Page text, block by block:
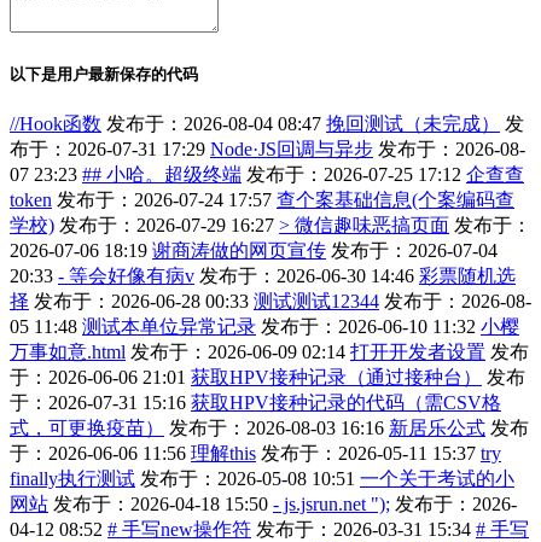
以下是用户最新保存的代码
//Hook函数 发布于：2026-08-04 08:47 挽回测试（未完成）
发
布于：2026-07-31 17:29 Node·JS回调与异步 发布于：2026-08-
07 23:23 ## 小哈。超级终端 发布于：2026-07-25 17:12 企查查
token 发布于：2026-07-24 17:57 查个案基础信息(个案编码查
学校) 发布于：2026-07-29 16:27 > 微信趣味恶搞页面 发布于：
2026-07-06 18:19 谢商涛做的网页宣传 发布于：2026-07-04
20:33 - 等会好像有病v 发布于：2026-06-30 14:46 彩票随机选
择 发布于：2026-06-28 00:33 测试测试12344 发布于：2026-08-
05 11:48 测试本单位异常记录 发布于：2026-06-10 11:32 小樱
万事如意.html 发布于：2026-06-09 02:14 打开开发者设置 发布
于：2026-06-06 21:01 获取HPV接种记录（通过接种台）
发布
于：2026-07-31 15:16 获取HPV接种记录的代码（需CSV格
式，可更换疫苗）
发布于：2026-08-03 16:16 新居乐公式 发布
于：2026-06-06 11:56 理解this 发布于：2026-05-11 15:37 try
finally执行测试 发布于：2026-05-08 10:51 一个关于考试的小
网站 发布于：2026-04-18 15:50 - js.jsrun.net "); 发布于：2026-
04-12 08:52 # 手写new操作符 发布于：2026-03-31 15:34 # 手写